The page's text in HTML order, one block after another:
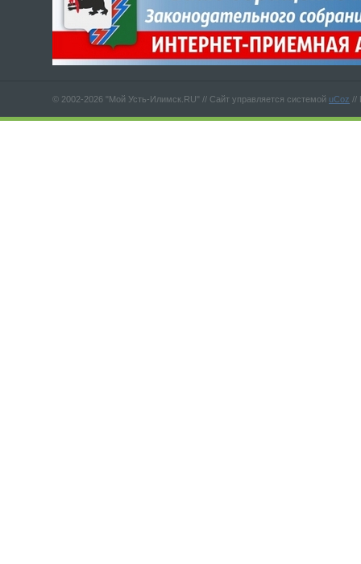
© 2002-2026 "Мой Усть-Илимск.RU" // Сайт управляется системой uCoz //